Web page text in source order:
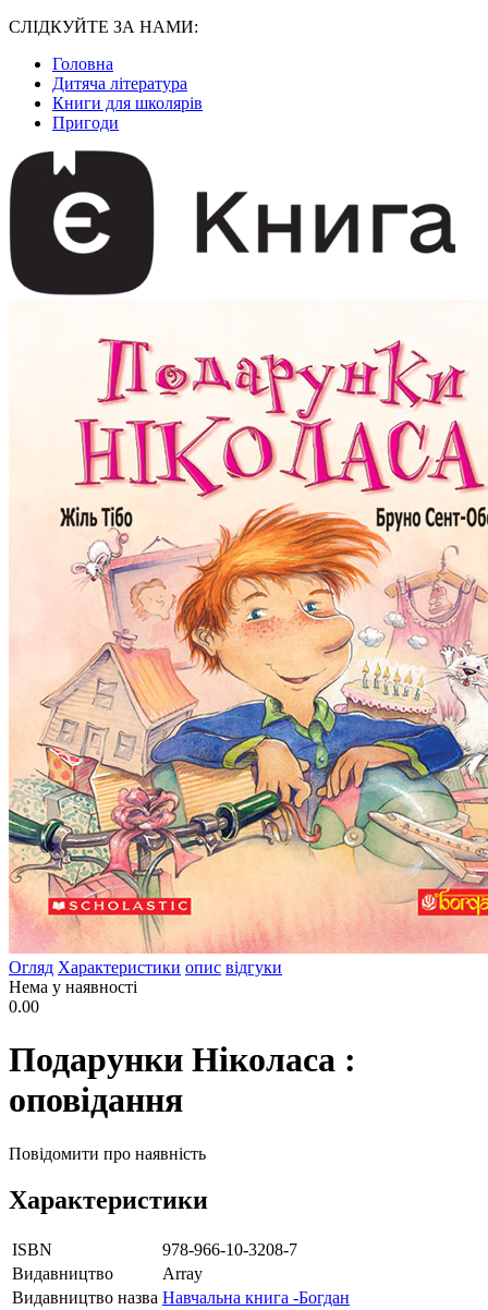
СЛІДКУЙТЕ ЗА НАМИ:
Головна
Дитяча література
Книги для школярів
Пригоди
Огляд Характеристики опис відгуки
Нема у наявності
0.00
Подарунки Ніколаса :
оповідання
Повідомити про наявність
Характеристики
ISBN
978-966-10-3208-7
Видавництво
Array
Видавництво назва Навчальна книга -Богдан